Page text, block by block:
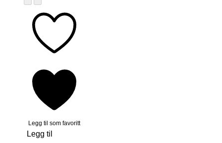
Legg til som favoritt
Legg til